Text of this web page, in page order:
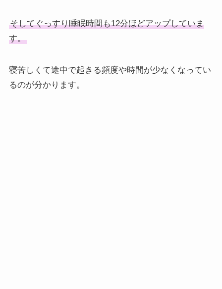
そしてぐっすり睡眠時間も12分ほどアップしていま
す。
寝苦しくて途中で起きる頻度や時間が少なくなってい
るのが分かります。